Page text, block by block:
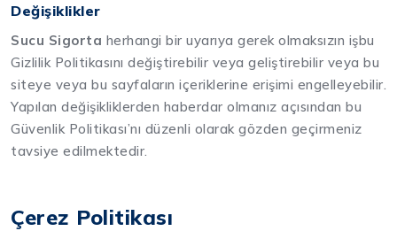
Değişiklikler
Sucu Sigorta herhangi bir uyarıya gerek olmaksızın işbu
Gizlilik Politikasını değiştirebilir veya geliştirebilir veya bu
siteye veya bu sayfaların içeriklerine erişimi engelleyebilir.
Yapılan değişikliklerden haberdar olmanız açısından bu
Güvenlik Politikası’nı düzenli olarak gözden geçirmeniz
tavsiye edilmektedir.
Çerez Politikası